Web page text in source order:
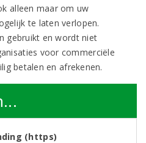
alleen maar om uw
te laten verlopen.
gebruikt en wordt niet
voor commerciële
betalen en afrekenen.
(https)